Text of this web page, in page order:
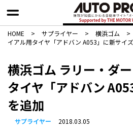
HOME > サプライヤー > 横浜ゴム >
イアル用タイヤ「アドバン A053」に新サイ
横浜ゴム ラリー・ダ
タイヤ「アドバン
を追加
サプライヤー 2018.03.05